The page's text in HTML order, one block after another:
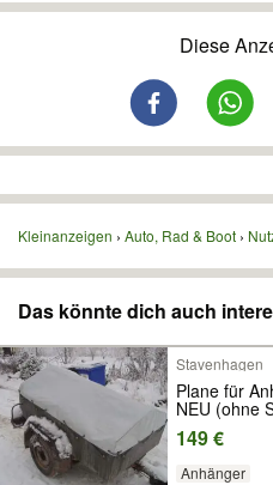
Diese
Kleinanzeigen Auto, Rad & Boot
Das könnte dich auch
Stavenhagen
Plane für
NEU (ohne
149 €
Anhänger